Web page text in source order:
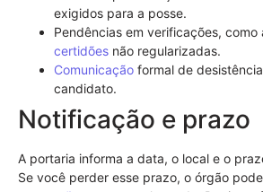
exigidos para a posse.
Pendências em verificações, como
certidões não regularizadas.
Comunicação formal de
candidato.
Notificação e prazo
A portaria informa a data, o local e o
Se você perder esse prazo, o órgão